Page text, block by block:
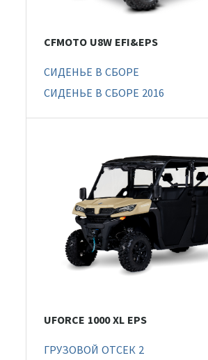
CFMOTO U8W EFI&EPS
СИДЕНЬЕ В СБОРЕ
СИДЕНЬЕ В СБОРЕ 2016
UFORCE 1000 XL EPS
ГРУЗОВОЙ ОТСЕК 2